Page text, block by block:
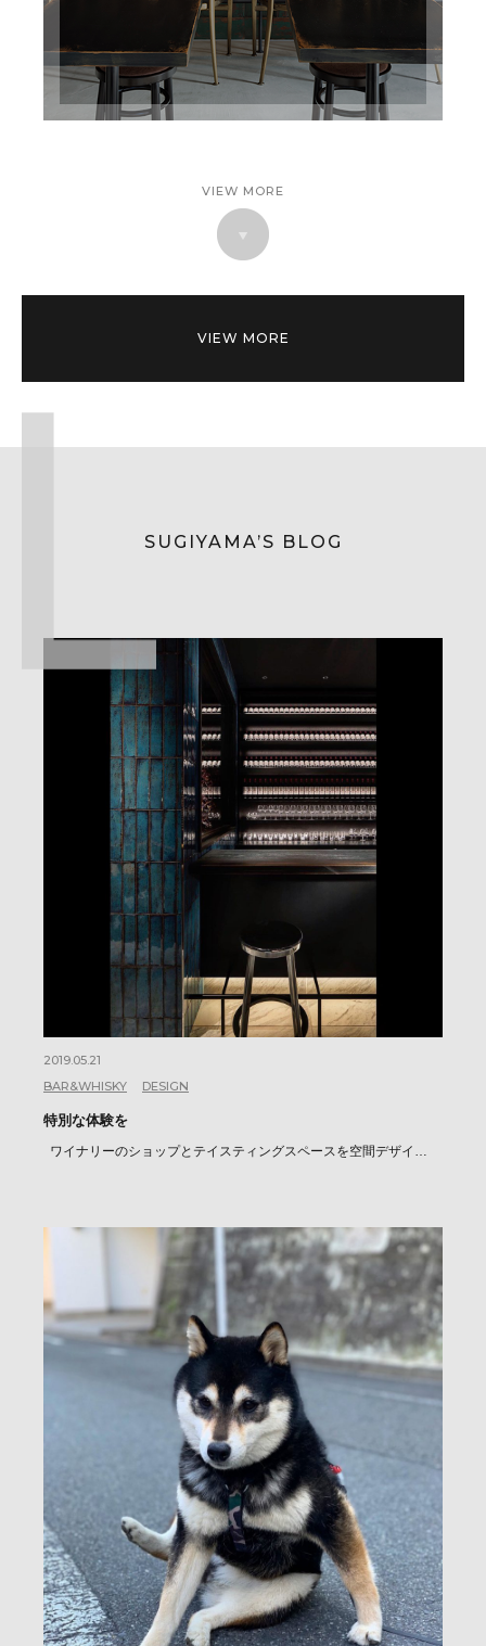
VIEW MORE
VIEW MORE
SUGIYAMA’S BLOG
2019.05.21
BAR&WHISKY
DESIGN
特別な体験を
ワイナリーのショップとテイスティングスペースを空間デザイ…